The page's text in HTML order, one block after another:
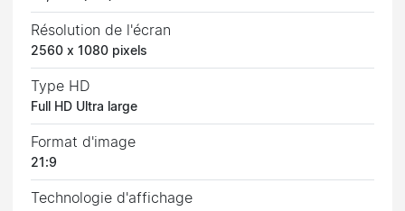
Résolution de l'écran
2560 x 1080 pixels
Type HD
Full HD Ultra large
Format d'image
21:9
Technologie d'affichage